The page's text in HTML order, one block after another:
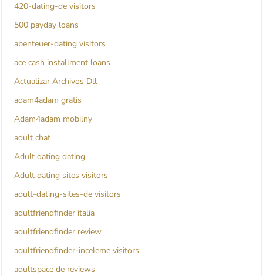
420-dating-de visitors
500 payday loans
abenteuer-dating visitors
ace cash installment loans
Actualizar Archivos Dll
adam4adam gratis
Adam4adam mobilny
adult chat
Adult dating dating
Adult dating sites visitors
adult-dating-sites-de visitors
adultfriendfinder italia
adultfriendfinder review
adultfriendfinder-inceleme visitors
adultspace de reviews